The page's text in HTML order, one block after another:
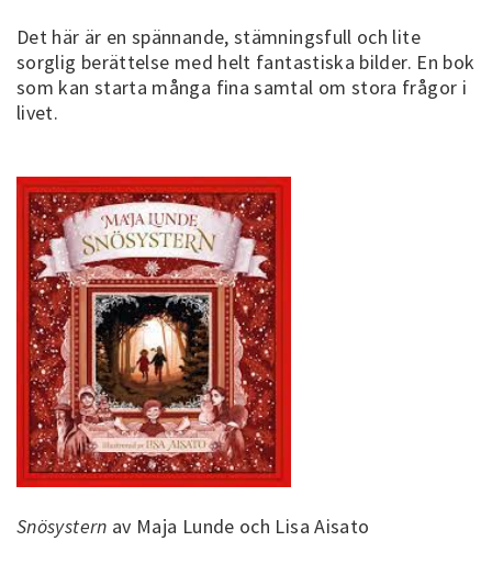
Det här är en spännande, stämningsfull och lite
sorglig berättelse med helt fantastiska bilder. En bok
som kan starta många fina samtal om stora frågor i
livet.
Snösystern av Maja Lunde och Lisa Aisato